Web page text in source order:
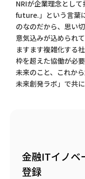
NRIが企業理念とし
future.」という言葉
のなのだから、思い
意気込みが込められて
ますます複雑化する
枠を超えた協働が必要
未来のこと、これか
未来創発ラボ」で共
金融ITイノベ
登録